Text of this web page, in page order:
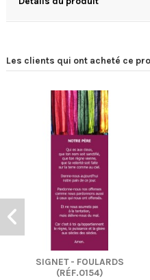
Les clients qui ont acheté ce
BROCHURE PAROLE
TOUS 2017